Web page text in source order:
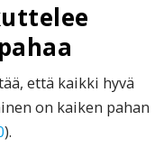
että kaikki hyvä
on kaiken pahan
).